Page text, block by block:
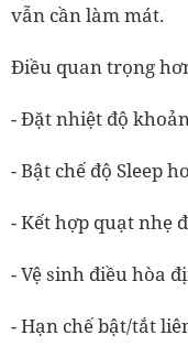
vẫn cần làm mát.
Điều quan trọng
- Đặt nhiệt độ
- Bật chế độ Sleep
- Kết hợp quạt nhẹ
- Vệ sinh điều hòa
- Hạn chế bật/tắt